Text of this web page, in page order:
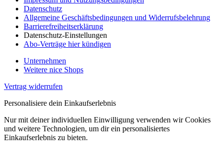
Datenschutz
Allgemeine Geschäftsbedingungen und Widerrufsbelehrung
Barrierefreiheitserklärung
Datenschutz-Einstellungen
Abo-Verträge hier kündigen
Unternehmen
Weitere nice Shops
Vertrag widerrufen
Personalisiere dein Einkaufserlebnis
Nur mit deiner individuellen Einwilligung verwenden wir Cookies
und weitere Technologien, um dir ein personalisiertes
Einkaufserlebnis zu bieten.